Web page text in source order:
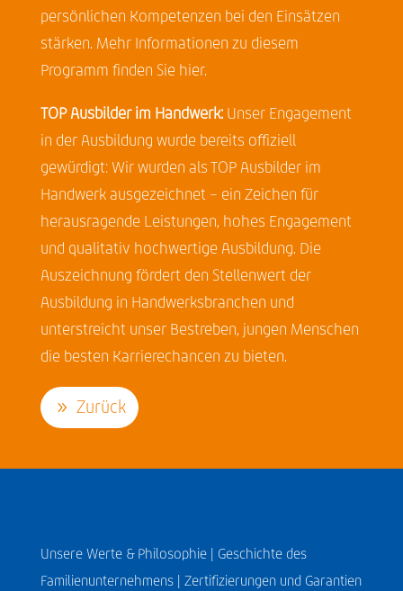
persönlichen Kompetenzen bei den Einsätzen
stärken. Mehr Informationen zu diesem
Programm finden Sie hier.
TOP Ausbilder im Handwerk:Unser Engagement
in der Ausbildung wurde bereits offiziell
gewürdigt: Wir wurden als TOP Ausbilder im
Handwerk ausgezeichnet – ein Zeichen für
herausragende Leistungen, hohes Engagement
und qualitativ hochwertige Ausbildung. Die
Auszeichnung fördert den Stellenwert der
Ausbildung in Handwerksbranchen und
unterstreicht unser Bestreben, jungen Menschen
die besten Karrierechancen zu bieten.
Zurück
Unsere Werte & Philosophie | Geschichte des
Familienunternehmens | Zertifizierungen und Garantien